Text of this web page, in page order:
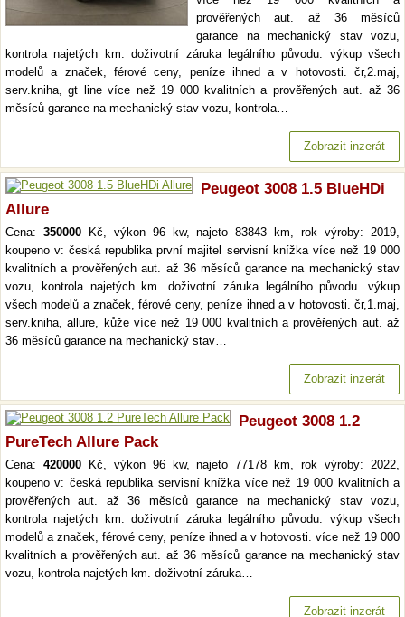
prověřených aut. až 36 měsíců
garance na mechanický stav vozu,
kontrola najetých km. doživotní záruka legálního původu. výkup všech
modelů a značek, férové ceny, peníze ihned a v hotovosti. čr,2.maj,
serv.kniha, gt line více než 19 000 kvalitních a prověřených aut. až 36
měsíců garance na mechanický stav vozu, kontrola…
Zobrazit inzerát
Peugeot 3008 1.5 BlueHDi
Allure
Cena: 350000Kč, výkon 96 kw, najeto 83843 km, rok výroby: 2019,
koupeno v: česká republika první majitel servisní knížka více než 19 000
kvalitních a prověřených aut. až 36 měsíců garance na mechanický stav
vozu, kontrola najetých km. doživotní záruka legálního původu. výkup
všech modelů a značek, férové ceny, peníze ihned a v hotovosti. čr,1.maj,
serv.kniha, allure, kůže více než 19 000 kvalitních a prověřených aut. až
36 měsíců garance na mechanický stav…
Zobrazit inzerát
Peugeot 3008 1.2
PureTech Allure Pack
Cena: 420000Kč, výkon 96 kw, najeto 77178 km, rok výroby: 2022,
koupeno v: česká republika servisní knížka více než 19 000 kvalitních a
prověřených aut. až 36 měsíců garance na mechanický stav vozu,
kontrola najetých km. doživotní záruka legálního původu. výkup všech
modelů a značek, férové ceny, peníze ihned a v hotovosti. více než 19 000
kvalitních a prověřených aut. až 36 měsíců garance na mechanický stav
vozu, kontrola najetých km. doživotní záruka…
Zobrazit inzerát